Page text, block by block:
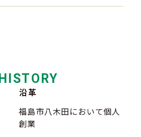
HISTORY
沿革
福島市八木田において個人
創業